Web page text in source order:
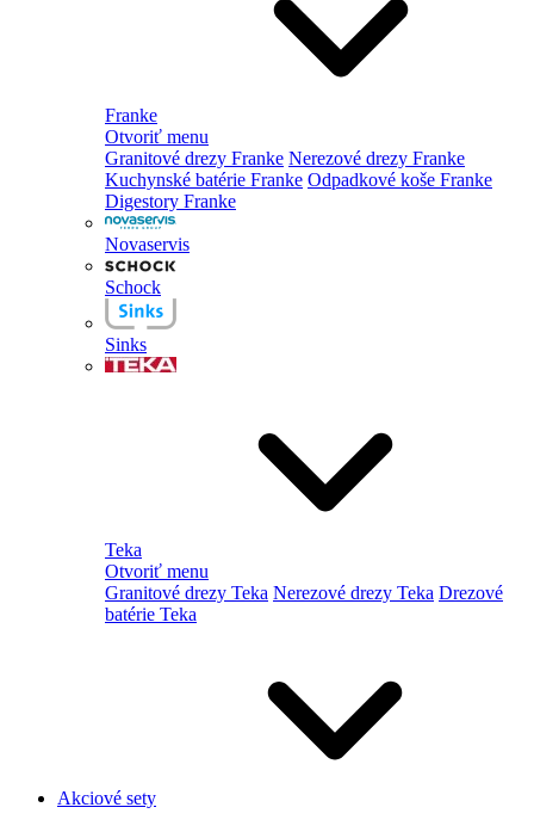
Franke
Otvoriť menu
Granitové drezy Franke Nerezové drezy Franke
Kuchynské batérie Franke Odpadkové koše Franke
Digestory Franke
Novaservis
Schock
Sinks
Teka
Otvoriť menu
Granitové drezy Teka Nerezové drezy Teka Drezové
batérie Teka
Akciové sety